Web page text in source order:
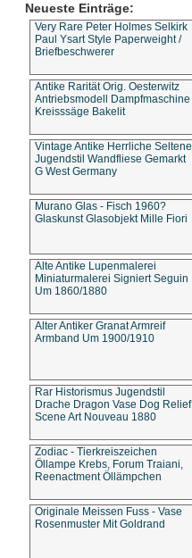
Neueste Einträge:
Very Rare Peter Holmes Selkirk
Paul Ysart Style Paperweight /
Briefbeschwerer
Antike Rarität Orig. Oesterwitz
Antriebsmodell Dampfmaschine
Kreisssäge Bakelit
Vintage Antike Herrliche Seltene
Jugendstil Wandfliese Gemarkt
G West Germany
Murano Glas - Fisch 1960?
Glaskunst Glasobjekt Mille Fiori
Alte Antike Lupenmalerei
Miniaturmalerei Signiert Seguin
Um 1860/1880
Alter Antiker Granat Armreif
Armband Um 1900/1910
Rar Historismus Jugendstil
Drache Dragon Vase Dog Relief
Scene Art Nouveau 1880
Zodiac - Tierkreiszeichen
Öllampe Krebs, Forum Traiani,
Reenactment Öllämpchen
Originale Meissen Fuss - Vase
Rosenmuster Mit Goldrand